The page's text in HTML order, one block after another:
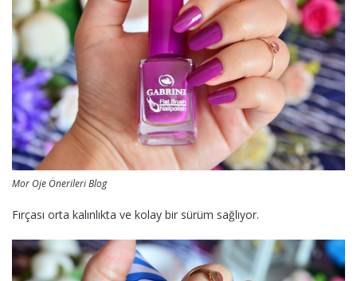
Mor Oje Önerileri Blog
Fırçası orta kalınlıkta ve kolay bir sürüm sağlıyor.